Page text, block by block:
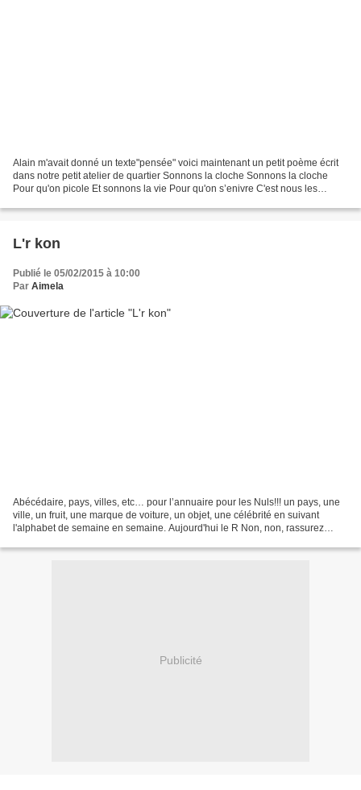
Alain m'avait donné un texte"pensée" voici maintenant un petit poème écrit
dans notre petit atelier de quartier Sonnons la cloche Sonnons la cloche
Pour qu'on picole Et sonnons la vie Pour qu'on s’enivre C'est nous les
L'r kon
Publié le 05/02/2015 à 10:00
Par Aimela
Abécédaire, pays, villes, etc… pour l’annuaire pour les Nuls!!! un pays, une
ville, un fruit, une marque de voiture, un objet, une célébrité en suivant
l'alphabet de semaine en semaine. Aujourd'hui le R Non, non, rassurez
Publicité